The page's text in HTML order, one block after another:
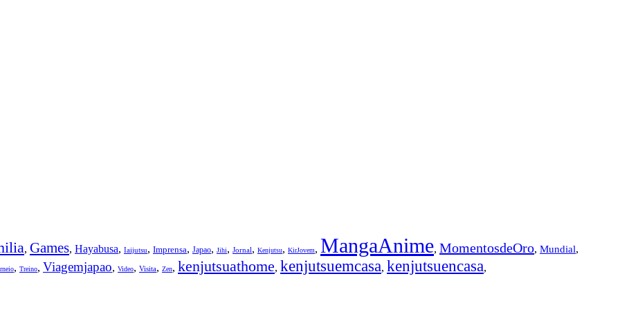
, Games, Hayabusa, Iaijutsu, Imprensa, Japao, Jihi, Jornal, Kenjutsu, KirJovem, MangaAnime, MomentosdeOro, Mundial,
, Treino, Viagemjapao, Video, Visita, Zen, kenjutsuathome, kenjutsuemcasa, kenjutsuencasa,